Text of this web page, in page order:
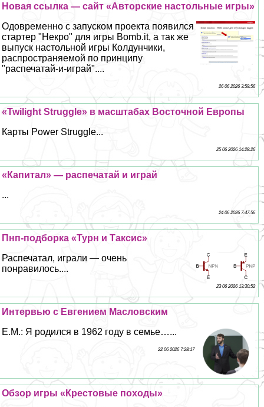
Новая ссылка — сайт «Авторские настольные игры»
Одовременно с запуском проекта появился
стартер "Некро" для игры Bomb.it, а так же
выпуск настольной игры Колдунчики,
распространяемой по принципу
"распечатай-и-играй"....
26 06 2026 3:59:56
«Twilight Struggle» в масштабах Восточной Европы
Карты Power Struggle...
25 06 2026 14:28:26
«Капитал» — распечатай и играй
...
24 06 2026 7:47:56
Пнп-подборка «Турн и Таксис»
Распечатал, играли — очень
понравилось....
23 06 2026 13:30:52
Интервью с Евгением Масловским
Е.М.: Я родился в 1962 году в семье…...
22 06 2026 7:28:17
Обзор игры «Крестовые походы»